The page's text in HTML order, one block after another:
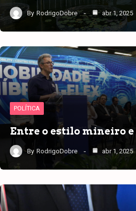
By RodrigoDobre abr 1, 2025
POLÍTICA
Entre o estilo mineiro e
By RodrigoDobre abr 1, 2025